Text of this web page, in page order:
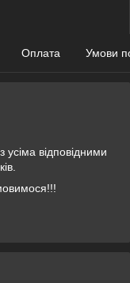
Оплата Умови
відповідними